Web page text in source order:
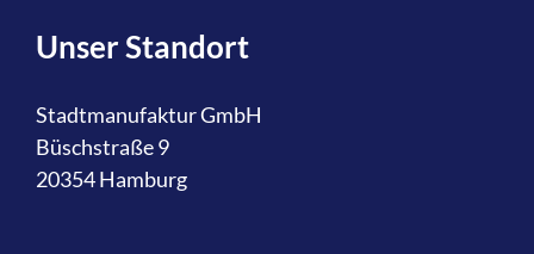
Unser Standort
Stadtmanufaktur GmbH
Büschstraße 9
20354 Hamburg